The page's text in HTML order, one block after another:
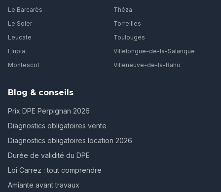
Le Barcarès
Le Soler
Leucate
Llupia
Montescot
Théza
Torreilles
Toulouges
Villelongue-de-la-Salanque
Villeneuve-de-la-Raho
Blog & conseils
Prix DPE Perpignan 2026
Diagnostics obligatoires vente
Diagnostics obligatoires location 2026
Durée de validité du DPE
Loi Carrez : tout comprendre
Amiante avant travaux